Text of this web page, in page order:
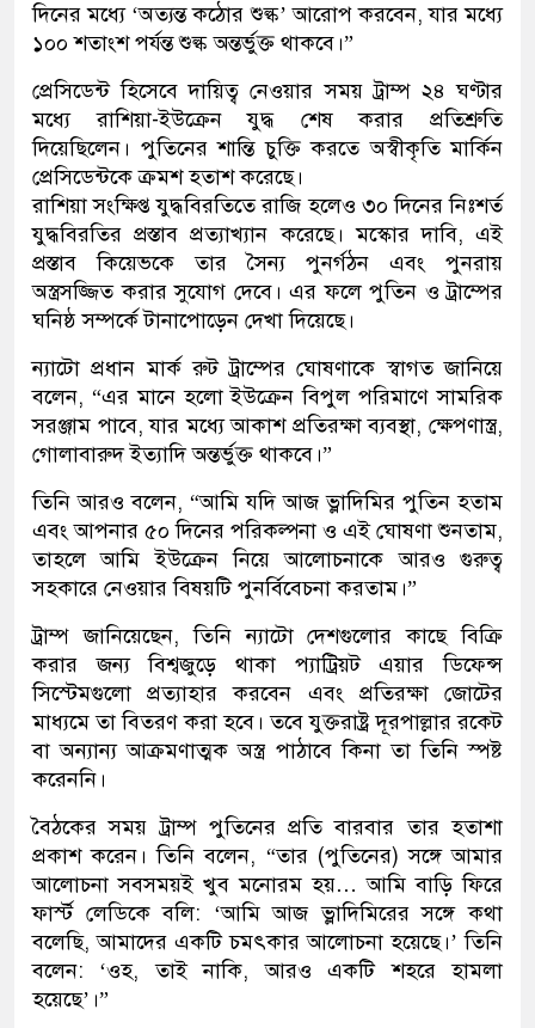
দিনের মধ্যে ‘অত্যন্ত কঠোর শুল্ক’ আরোপ করবেন, যার মধ্যে
১০০ শতাংশ পর্যন্ত শুল্ক অন্তর্ভুক্ত থাকবে।”
প্রেসিডেন্ট হিসেবে দায়িত্ব নেওয়ার সময় ট্রাম্প ২৪ ঘণ্টার
মধ্যে রাশিয়া-ইউক্রেন যুদ্ধ শেষ করার প্রতিশ্রুতি
দিয়েছিলেন। পুতিনের শান্তি চুক্তি করতে অস্বীকৃতি মার্কিন
প্রেসিডেন্টকে ক্রমশ হতাশ করেছে।
রাশিয়া সংক্ষিপ্ত যুদ্ধবিরতিতে রাজি হলেও ৩০ দিনের নিঃশর্ত
যুদ্ধবিরতির প্রস্তাব প্রত্যাখ্যান করেছে। মস্কোর দাবি, এই
প্রস্তাব কিয়েভকে তার সৈন্য পুনর্গঠন এবং পুনরায়
অস্ত্রসজ্জিত করার সুযোগ দেবে। এর ফলে পুতিন ও ট্রাম্পের
ঘনিষ্ঠ সম্পর্কে টানাপোড়েন দেখা দিয়েছে।
ন্যাটো প্রধান মার্ক রুট ট্রাম্পের ঘোষণাকে স্বাগত জানিয়ে
বলেন, “এর মানে হলো ইউক্রেন বিপুল পরিমাণে সামরিক
সরঞ্জাম পাবে, যার মধ্যে আকাশ প্রতিরক্ষা ব্যবস্থা, ক্ষেপণাস্ত্র,
গোলাবারুদ ইত্যাদি অন্তর্ভুক্ত থাকবে।”
তিনি আরও বলেন, “আমি যদি আজ ভ্লাদিমির পুতিন হতাম
এবং আপনার ৫০ দিনের পরিকল্পনা ও এই ঘোষণা শুনতাম,
তাহলে আমি ইউক্রেন নিয়ে আলোচনাকে আরও গুরুত্ব
সহকারে নেওয়ার বিষয়টি পুনর্বিবেচনা করতাম।”
ট্রাম্প জানিয়েছেন, তিনি ন্যাটো দেশগুলোর কাছে বিক্রি
করার জন্য বিশ্বজুড়ে থাকা প্যাট্রিয়ট এয়ার ডিফেন্স
সিস্টেমগুলো প্রত্যাহার করবেন এবং প্রতিরক্ষা জোটের
মাধ্যমে তা বিতরণ করা হবে। তবে যুক্তরাষ্ট্র দূরপাল্লার রকেট
বা অন্যান্য আক্রমণাত্মক অস্ত্র পাঠাবে কিনা তা তিনি স্পষ্ট
করেননি।
বৈঠকের সময় ট্রাম্প পুতিনের প্রতি বারবার তার হতাশা
প্রকাশ করেন। তিনি বলেন, “তার (পুতিনের) সঙ্গে আমার
আলোচনা সবসময়ই খুব মনোরম হয়… আমি বাড়ি ফিরে
ফার্স্ট লেডিকে বলি: ‘আমি আজ ভ্লাদিমিরের সঙ্গে কথা
বলেছি, আমাদের একটি চমৎকার আলোচনা হয়েছে।’ তিনি
বলেন: ‘ওহ, তাই নাকি, আরও একটি শহরে হামলা
হয়েছে’।”